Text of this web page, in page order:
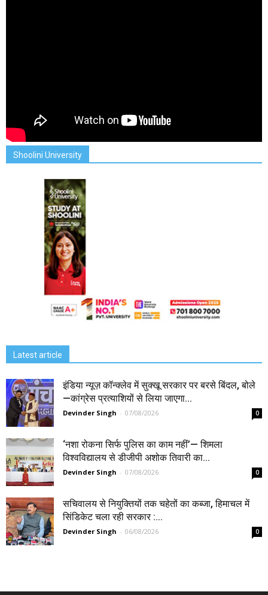
Shoolini University
Latest article
इंडिया न्यूज़ कॉन्क्लेव में सुक्खू सरकार पर बरसे बिंदल, बोले
—कांग्रेस प्रत्याशियों से लिया जाएगा...
Devinder Singh - 07/08/2026 0
‘नशा रोकना सिर्फ पुलिस का काम नहीं’— शिमला
विश्वविद्यालय से डीजीपी अशोक तिवारी का...
Devinder Singh - 07/08/2026 0
सचिवालय से नियुक्तियों तक चहेतों का कब्जा, हिमाचल में
सिंडिकेट चला रही सरकार :...
Devinder Singh - 06/08/2026 0